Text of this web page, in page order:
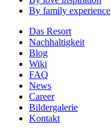
By family experience
Das Resort
Nachhaltigkeit
Blog
Wiki
FAQ
News
Career
Bildergalerie
Kontakt